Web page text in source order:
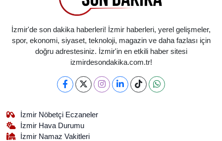
İzmir'de son dakika haberleri! İzmir haberleri, yerel gelişmeler,
spor, ekonomi, siyaset, teknoloji, magazin ve daha fazlası için
doğru adrestesiniz. İzmir'in en etkili haber sitesi
izmirdesondakika.com.tr!
İzmir Nöbetçi Eczaneler
İzmir Hava Durumu
İzmir Namaz Vakitleri